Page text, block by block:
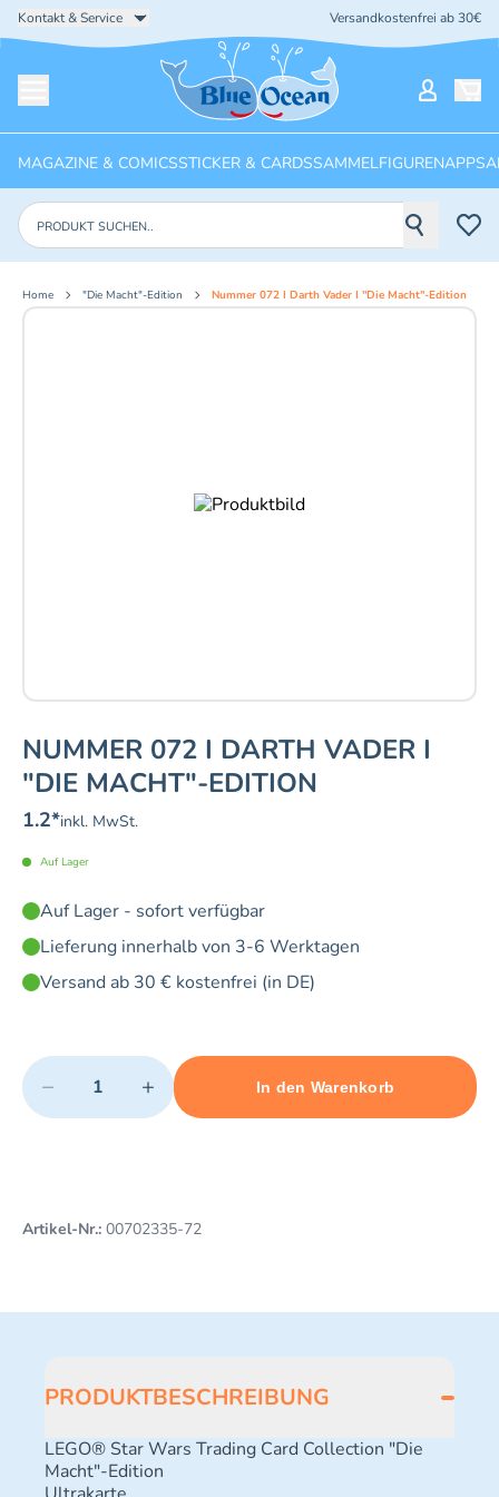
Kontakt & Service Versandkostenfrei ab 30€
Startseite
MAGAZINE & COMICSSTICKER & CARDSSAMMELFIGURENAPPS
Produkte suchen
Home "Die Macht"-Edition Nummer 072 I Darth Vader I "Die Macht"-Edition
NUMMER 072 I DARTH VADER I
"DIE MACHT"-EDITION
1.2*inkl. MwSt.
Auf Lager
Auf Lager - sofort verfügbar
Lieferung innerhalb von 3-6 Werktagen
Versand ab 30 € kostenfrei (in DE)
Quantity
− +
Minimum quantity: 1 Maximum quantity: 3
In den Warenkorb
Add 1 item to cart
Artikel-Nr.: 00702335-72
PRODUKTBESCHREIBUNG
LEGO® Star Wars Trading Card Collection "Die
Macht"-Edition